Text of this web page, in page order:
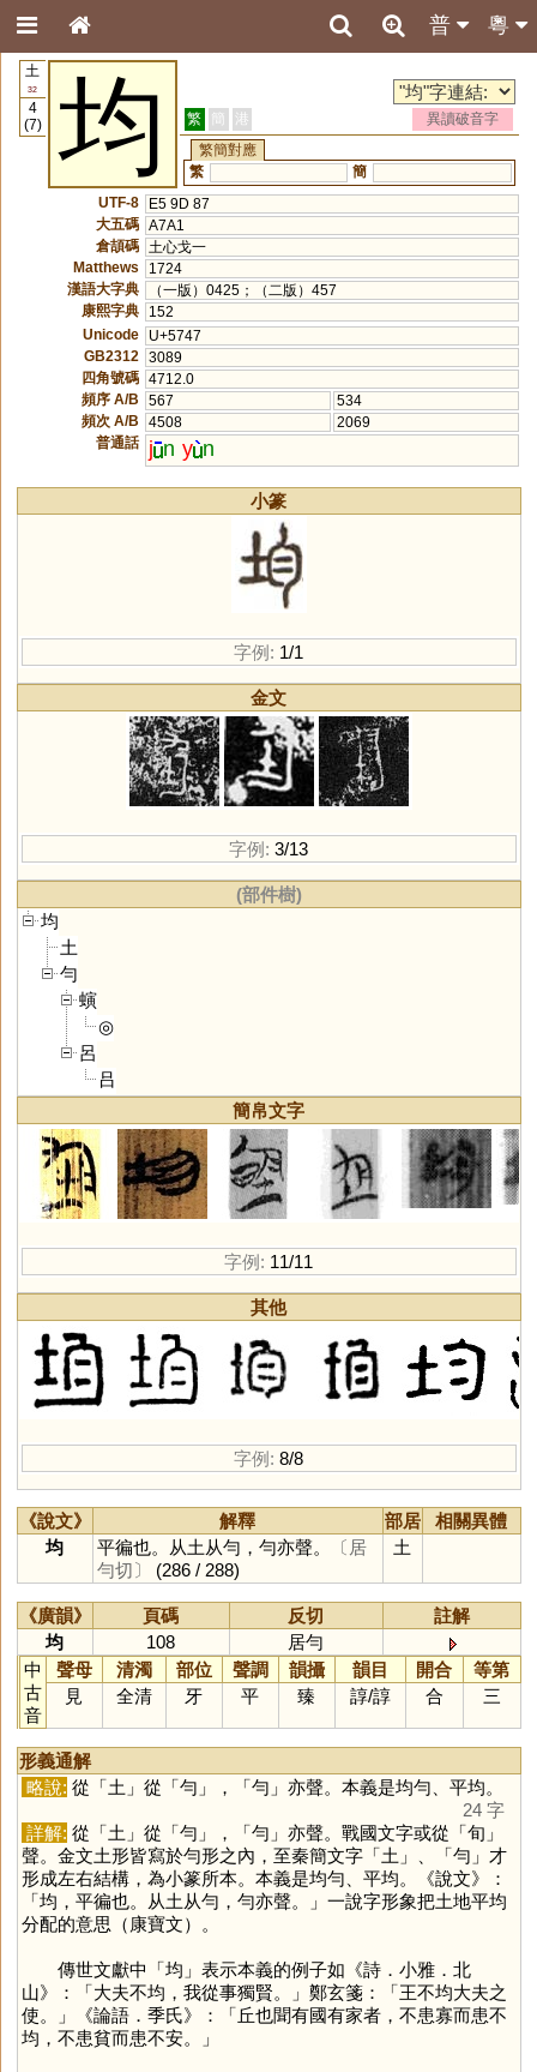
粵
普
土
32
4
(7)
均 繁 簡 港
異讀破音字
繁簡對應
繁
簡
UTF-8
E5 9D 87
大五碼 A7A1
倉頡碼
土心戈一
Matthews
1724
漢語大字典
（一版）0425；（二版）457
康熙字典
152
Unicode
U+5747
GB2312
3089
四角號碼 4712.0
頻序 A/B
567
534
頻次 A/B
4508
2069
普通話
j n y n
小篆
字例: 1/1
金文
字例: 3/13
(部件樹)
均
土
勻
螾
◎
呂
吕
簡帛文字
字例: 11/11
其他
字例: 8/8
《說文》 解釋 部居
相關異體
均
平徧也。从土从勻，勻亦聲。
〔居
勻切〕
(286 / 288)
土
《廣韻》 頁碼 反切
註解
均
108
居勻
中
古
音
聲母 清濁 部位 聲調 韻攝 韻目 開合
等第
見
全清 牙 平 臻 諄/諄 合 三
形義通解
略說: 從「土」從「勻 」，「勻 」亦聲。本義是均勻、平均。
24 字
詳解: 從「土」從「勻 」，「勻 」亦聲。戰國文字或從「旬 」
聲。金文土形皆寫於勻形之內，至秦簡文字「土」、「勻 」才
形成左右結構，為小篆所本。本義是均勻、平均。《說文》：
「均，平徧也。从土从勻，勻亦聲。」一說字形象把土地平均
分配的意思（康寶文）。
傳世文獻中「均 」表示本義的例子如《詩．小雅．北
山》：「大夫不均，我從事獨賢。」鄭玄箋：「王不均大夫之
使。」《論語．季氏》：「丘也聞有國有家者，不患寡而患不
均，不患貧而患不安。」